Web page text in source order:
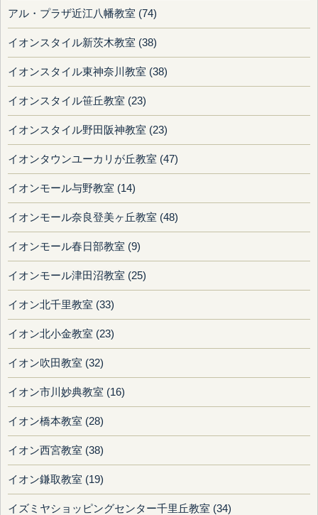
アル・プラザ近江八幡教室 (74)
イオンスタイル新茨木教室 (38)
イオンスタイル東神奈川教室 (38)
イオンスタイル笹丘教室 (23)
イオンスタイル野田阪神教室 (23)
イオンタウンユーカリが丘教室 (47)
イオンモール与野教室 (14)
イオンモール奈良登美ヶ丘教室 (48)
イオンモール春日部教室 (9)
イオンモール津田沼教室 (25)
イオン北千里教室 (33)
イオン北小金教室 (23)
イオン吹田教室 (32)
イオン市川妙典教室 (16)
イオン橋本教室 (28)
イオン西宮教室 (38)
イオン鎌取教室 (19)
イズミヤショッピングセンター千里丘教室 (34)